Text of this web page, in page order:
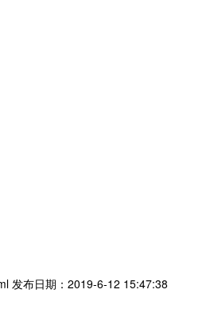
发布日期：2019-6-12 15:47:38